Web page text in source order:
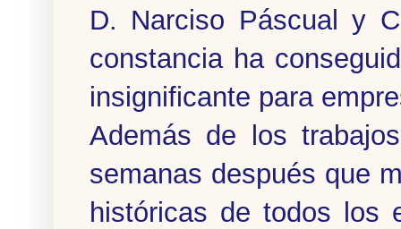
D. Narciso Páscual y
constancia ha
insignificante para
Además de los
semanas después que
históricas de todos los